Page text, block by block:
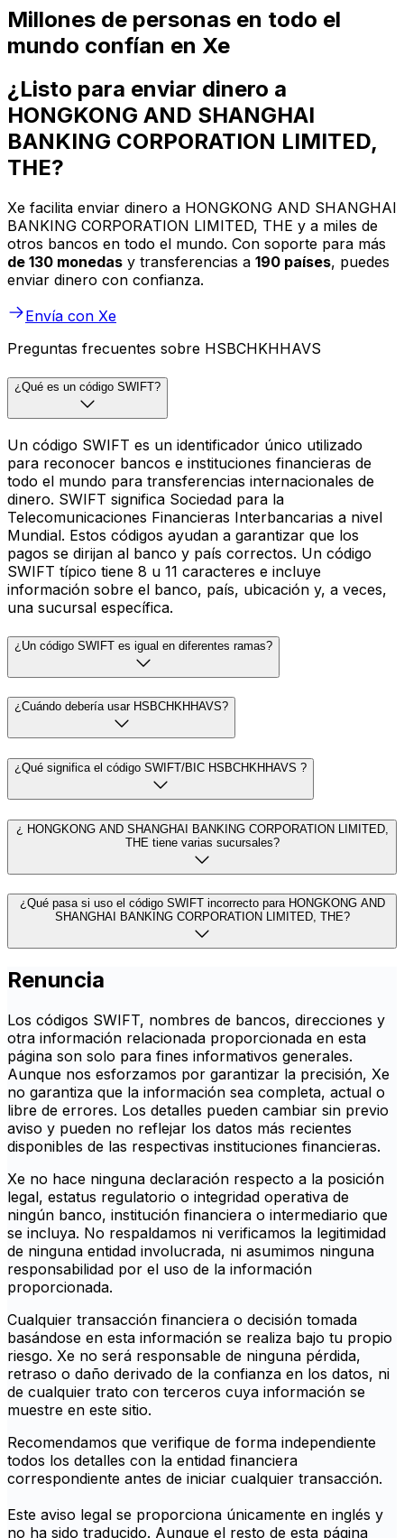
Millones de personas en todo el
mundo confían en Xe
¿Listo para enviar dinero a
HONGKONG AND SHANGHAI
BANKING CORPORATION LIMITED,
THE?
Xe facilita enviar dinero a HONGKONG AND SHANGHAI
BANKING CORPORATION LIMITED, THE y a miles de
otros bancos en todo el mundo. Con soporte para más
de 130 monedas y transferencias a 190 países, puedes
enviar dinero con confianza.
Envía con Xe
Preguntas frecuentes sobre HSBCHKHHAVS
¿Qué es un código SWIFT?
Un código SWIFT es un identificador único utilizado
para reconocer bancos e instituciones financieras de
todo el mundo para transferencias internacionales de
dinero. SWIFT significa Sociedad para la
Telecomunicaciones Financieras Interbancarias a nivel
Mundial. Estos códigos ayudan a garantizar que los
pagos se dirijan al banco y país correctos. Un código
SWIFT típico tiene 8 u 11 caracteres e incluye
información sobre el banco, país, ubicación y, a veces,
una sucursal específica.
¿Un código SWIFT es igual en diferentes ramas?
¿Cuándo debería usar HSBCHKHHAVS?
¿Qué significa el código SWIFT/BIC HSBCHKHHAVS ?
¿ HONGKONG AND SHANGHAI BANKING CORPORATION LIMITED,
THE tiene varias sucursales?
¿Qué pasa si uso el código SWIFT incorrecto para HONGKONG AND
SHANGHAI BANKING CORPORATION LIMITED, THE?
Renuncia
Los códigos SWIFT, nombres de bancos, direcciones y
otra información relacionada proporcionada en esta
página son solo para fines informativos generales.
Aunque nos esforzamos por garantizar la precisión, Xe
no garantiza que la información sea completa, actual o
libre de errores. Los detalles pueden cambiar sin previo
aviso y pueden no reflejar los datos más recientes
disponibles de las respectivas instituciones financieras.
Xe no hace ninguna declaración respecto a la posición
legal, estatus regulatorio o integridad operativa de
ningún banco, institución financiera o intermediario que
se incluya. No respaldamos ni verificamos la legitimidad
de ninguna entidad involucrada, ni asumimos ninguna
responsabilidad por el uso de la información
proporcionada.
Cualquier transacción financiera o decisión tomada
basándose en esta información se realiza bajo tu propio
riesgo. Xe no será responsable de ninguna pérdida,
retraso o daño derivado de la confianza en los datos, ni
de cualquier trato con terceros cuya información se
muestre en este sitio.
Recomendamos que verifique de forma independiente
todos los detalles con la entidad financiera
correspondiente antes de iniciar cualquier transacción.
Este aviso legal se proporciona únicamente en inglés y
no ha sido traducido. Aunque el resto de esta página